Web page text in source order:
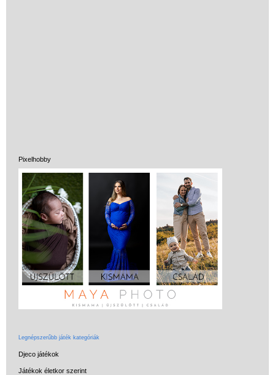
Pixelhobby
Legnépszerűbb játék kategóriák
Djeco játékok
Játékok életkor szerint